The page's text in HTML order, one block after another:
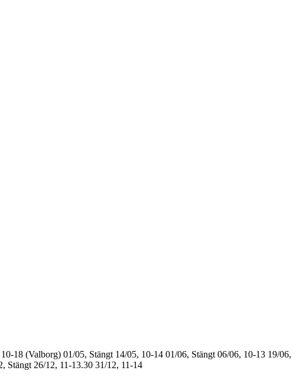
18 (Valborg) 01/05, Stängt 14/05, 10-14 01/06, Stängt 06/06, 10-13 19/06,
Stängt 26/12, 11-13.30 31/12, 11-14